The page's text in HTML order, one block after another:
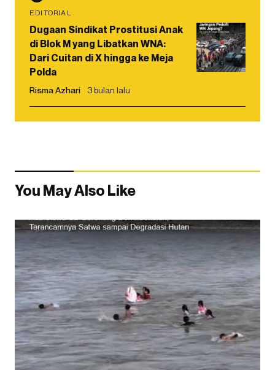
EDITORIAL
Dugaan Sindikat Prostitusi Anak
di Blok M yang Libatkan WNA:
Dari Cuitan di X hingga ke Meja
Polda
Risma Azhari 3 bulan lalu
You May Also Like